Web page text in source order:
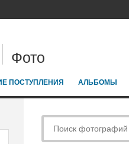
Фото
ПОСТУПЛЕНИЯ АЛЬБОМЫ